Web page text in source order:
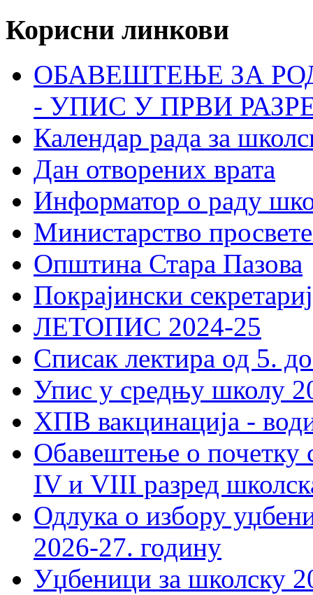
Корисни линкови
ОБАВЕШТЕЊЕ ЗА
- УПИС У ПРВИ
Календар рада за
Дан отворених врата
Информатор о раду
Министарство
Општина Стара Пазова
Покрајински
ЛЕТОПИС 2024-25
Списак лектира од 5.
Упис у средњу школу
ХПВ вакцинација -
Обавештење о почетку
IV и VIII разред
Одлука о избору
2026-27. годину
Уџбеници за школску